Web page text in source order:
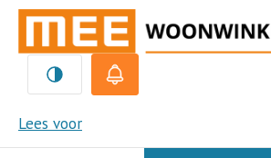
Lees voor
MEE
Handige